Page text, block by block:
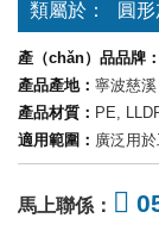
類屬於： 圓
產（chǎn）品品牌：
產品產地： 寧波慈溪
產品材質： PE,
適用範圍： 廣泛用
馬上聯係：